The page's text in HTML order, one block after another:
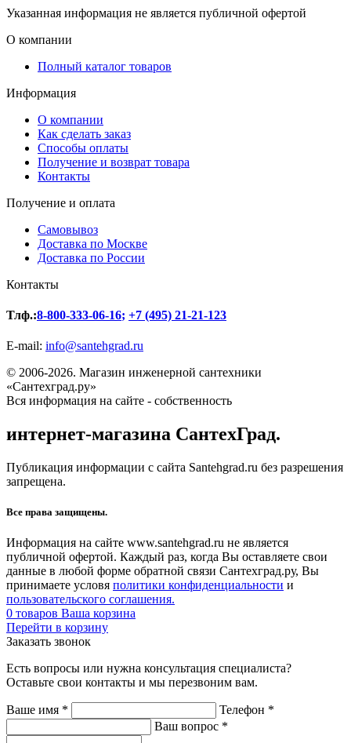
Указанная информация не является публичной офертой
О компании
Полный каталог товаров
Информация
О компании
Как сделать заказ
Способы оплаты
Получение и возврат товара
Контакты
Получение и оплата
Самовывоз
Доставка по Москве
Доставка по России
Контакты
Тлф.:8-800-333-06-16; +7 (495) 21-21-123
E-mail: info@santehgrad.ru
© 2006-2026. Магазин инженерной сантехники
«Сантехград.ру»
Вся информация на сайте - собственность
интернет-магазина СантехГрад.
Публикация информации с сайта Santehgrad.ru без разрешения
запрещена.
Все права защищены.
Информация на сайте www.santehgrad.ru не является
публичной офертой. Каждый раз, когда Вы оставляете свои
данные в любой форме обратной связи Сантехград.ру, Вы
принимаете условя политики конфиденциальности и
пользовательского соглашения.
0 товаров Ваша корзина
Перейти в корзину
Заказать звонок
Есть вопросы или нужна консультация специалиста?
Оставьте свои контакты и мы перезвоним вам.
Ваше имя * Телефон *
Ваш вопрос *